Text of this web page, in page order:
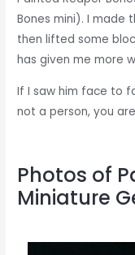
Bones mini). I made
then lifted some
has given me more
If I saw him face to
not a person, you
Photos of
Miniature